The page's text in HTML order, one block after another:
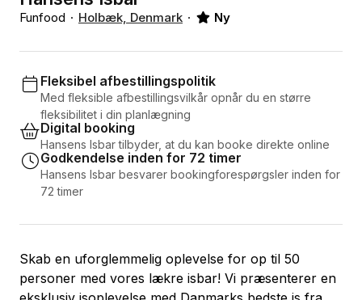
Funfood Holbæk, Denmark Ny
Fleksibel afbestillingspolitik
Med fleksible afbestillingsvilkår opnår du en større
fleksibilitet i din planlægning
Digital booking
Hansens Isbar tilbyder, at du kan booke direkte online
Godkendelse inden for 72 timer
Hansens Isbar besvarer bookingforespørgsler inden for
72 timer
Skab en uforglemmelig oplevelse for op til 50
personer med vores lækre isbar! Vi præsenterer en